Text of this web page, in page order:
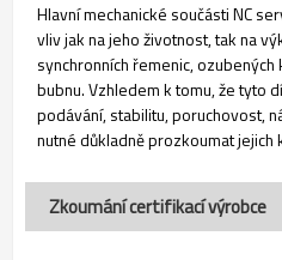
Hlavní mechanické součásti NC
vliv jak na jeho životnost, tak na
synchronních řemenic,
bubnu. Vzhledem k tomu, že tyto
podávání, stabilitu, poruchovost,
nutné důkladně prozkoumat jejich
Zkoumání certifikací výrobce